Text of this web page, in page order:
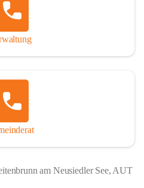
am Neusiedler See, AUT